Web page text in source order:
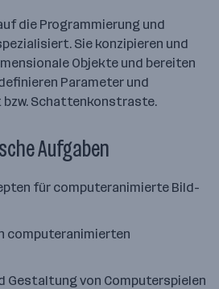
die Programmierung und
Sie konzipieren und
Objekte und bereiten
Parameter und
Schattenkonstraste.
Aufgaben
für computeranimierte Bild-
computeranimierten
Gestaltung von Computerspielen